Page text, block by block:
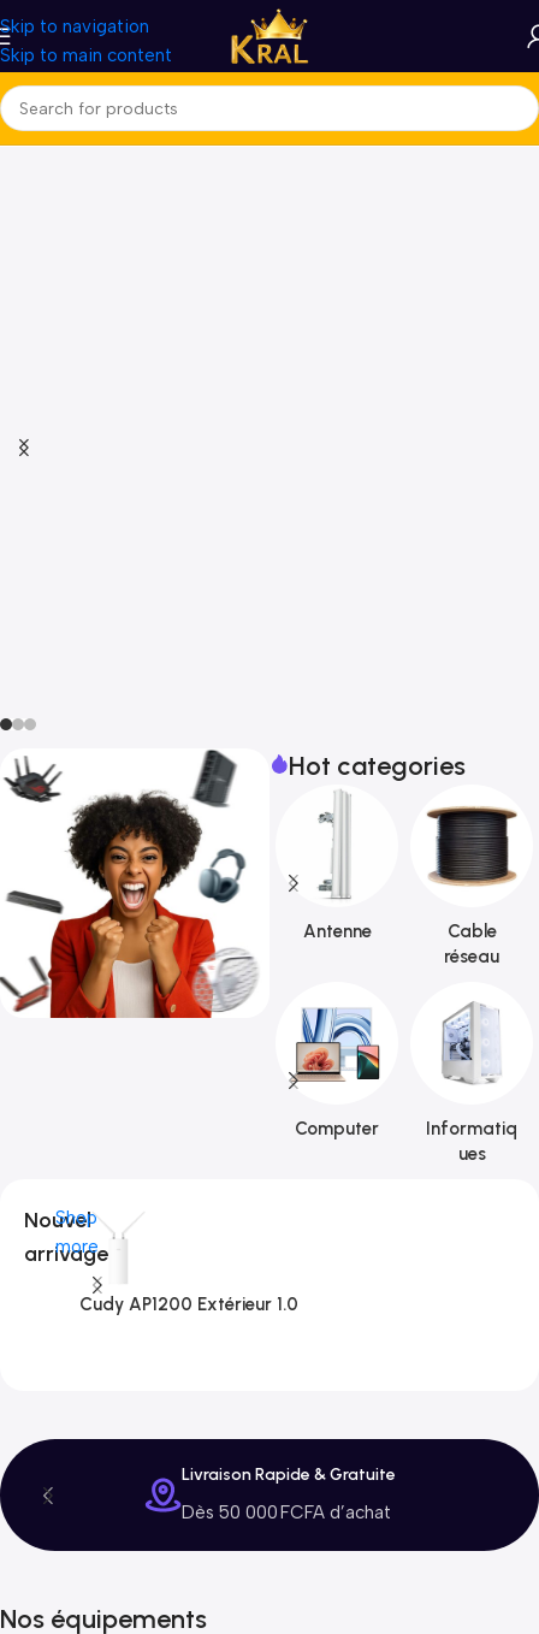
Skip to navigation
Skip to main content
Hot categories
Antenne
Cable
réseau
Computer
Informatiq
ues
Nouvel
arrivage
Shop
more
Cudy AP1200 Extérieur 1.0
Livraison Rapide & Gratuite
Dès 50 000 FCFA d’achat
Nos équipements